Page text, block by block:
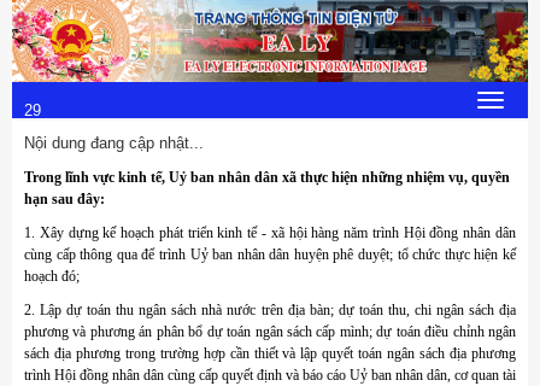
Thứ 5, 6/8/2026
18
:
29
:
57
Toggle
Nội dung đang cập nhật...
Trong lĩnh vực kinh tế, Uỷ ban nhân dân xã thực hiện những nhiệm vụ, quyền
hạn sau đây:
1. Xây dựng kế hoạch phát triển kinh tế - xã hội hàng năm trình Hội đồng nhân dân
cùng cấp thông qua để trình Uỷ ban nhân dân huyện phê duyệt; tổ chức thực hiện kế
hoạch đó;
2. Lập dự toán thu ngân sách nhà nước trên địa bàn; dự toán thu, chi ngân sách địa
phương và phương án phân bổ dự toán ngân sách cấp mình; dự toán điều chỉnh ngân
sách địa phương trong trường hợp cần thiết và lập quyết toán ngân sách địa phương
trình Hội đồng nhân dân cùng cấp quyết định và báo cáo Uỷ ban nhân dân, cơ quan tài